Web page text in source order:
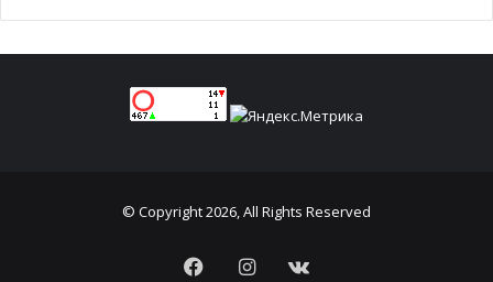
© Copyright 2026, All Rights Reserved
FacebookInstagram